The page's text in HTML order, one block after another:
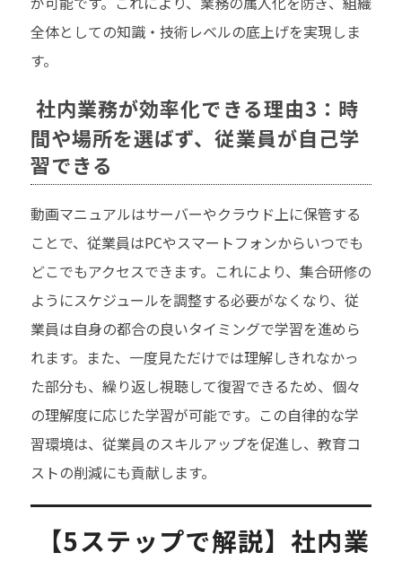
全体としての知識・技術レベルの底上げを実現しま
す。
社内業務が効率化できる理由3：時
間や場所を選ばず、従業員が自己学
習できる
動画マニュアルはサーバーやクラウド上に保管する
ことで、従業員はPCやスマートフォンからいつでも
どこでもアクセスできます。これにより、集合研修の
ようにスケジュールを調整する必要がなくなり、従
業員は自身の都合の良いタイミングで学習を進めら
れます。また、一度見ただけでは理解しきれなかっ
た部分も、繰り返し視聴して復習できるため、個々
の理解度に応じた学習が可能です。この自律的な学
習環境は、従業員のスキルアップを促進し、教育コ
ストの削減にも貢献します。
【5ステップで解説】社内業